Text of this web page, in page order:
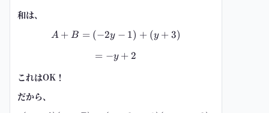
和は、
A+B=(-2y-1)+(y+3)
A + B = (−2y − 1) + (y + 3)
=-y+2
= −y + 2
これはOK！
だから、